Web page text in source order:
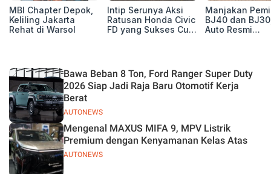
MBI Chapter Depok,
Keliling Jakarta
Rehat di Warsol
Intip Serunya Aksi
Ratusan Honda Civic
FD yang Sukses Curi
Manjakan
BJ40 dan
Auto Resmi
AUTONEWS
Bawa Beban 8 Ton, Ford Ranger Super Duty
2026 Siap Jadi Raja Baru Otomotif Kerja
Berat
AUTONEWS
Mengenal MAXUS MIFA 9, MPV Listrik
Premium dengan Kenyamanan Kelas Atas